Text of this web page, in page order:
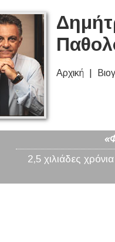
Αρχική
2,5 χιλιάδες